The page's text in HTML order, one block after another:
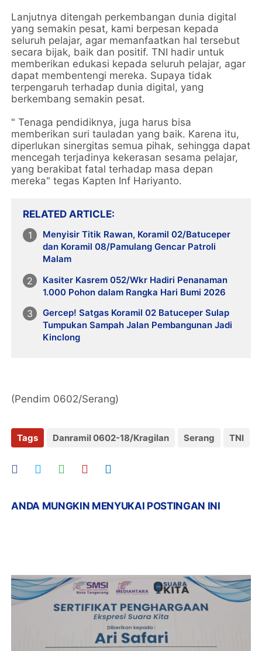
Lanjutnya ditengah perkembangan dunia digital
yang semakin pesat, kami berpesan kepada
seluruh pelajar, agar memanfaatkan hal tersebut
secara bijak, baik dan positif. TNI hadir untuk
memberikan edukasi kepada seluruh pelajar, agar
dapat membentengi mereka. Supaya tidak
terpengaruh terhadap dunia digital, yang
berkembang semakin pesat.
" Tenaga pendidiknya, juga harus bisa
memberikan suri tauladan yang baik. Karena itu,
diperlukan sinergitas semua pihak, sehingga dapat
mencegah terjadinya kekerasan sesama pelajar,
yang berakibat fatal terhadap masa depan
mereka" tegas Kapten Inf Hariyanto.
RELATED ARTICLE
Menyisir Titik Rawan, Koramil 02/Batuceper
dan Koramil 08/Pamulang Gencar Patroli
Malam
Kasiter Kasrem 052/Wkr Hadiri Penanaman
1.000 Pohon dalam Rangka Hari Bumi 2026
Gercep! Satgas Koramil 02 Batuceper Sulap
Tumpukan Sampah Jalan Pembangunan Jadi
Kinclong
(Pendim 0602/Serang)
Tags Danramil 0602-18/Kragilan Serang TNI
ANDA MUNGKIN MENYUKAI POSTINGAN INI